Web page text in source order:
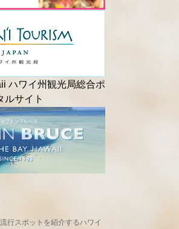
行スポットを紹介するハワイ